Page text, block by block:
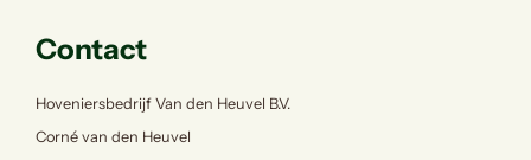
Contact
Hoveniersbedrijf Van den Heuvel B.V.
Corné van den Heuvel